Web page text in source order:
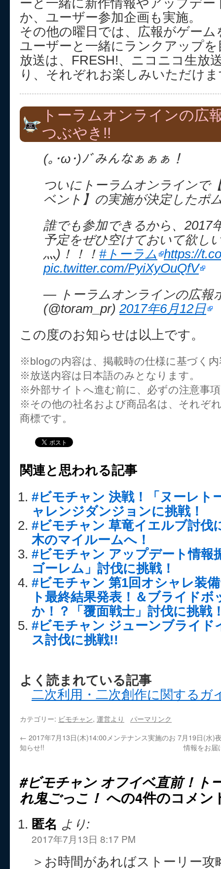
ーと一緒に新作情報やアップデ
か、ユーザー参加企画も実施。
その他の曜日では、広報がゲー
ユーザーと一緒にランクアップ
放送は、FRESH!、ニコニコ生放
り、それぞれお楽しみいただけ
トーラムオンラインの広
つぶやき!!
(｡･ω･)ﾉﾞみんなぁぁぁ！
ついにトーラムオンラインで
ベント】の実施が決定したポ
誰でも参加できるから、2017
予定をぜひ空けておいて欲し
灬)！！！ #トーラム https://
pic.twitter.com/PyiXyOuQfV
— トーラムオンラインの広報
(@toram_pr) 2017年6月12日
この度のお知らせは以上です。
※blogの内容は、掲載時の仕様に基づく
※放送内容は日本語のみとなります。
※外部サイトへ進む前に、必ずの注意事
※その他の社名および商品名は、それぞ
商標です。
関連と思われる記事
#ビモチャン 決戦！「ヌーレト
ャレンジダンジョンに挑戦！
#ビモチャン 草竜イエルブ討伐
木のマイルームへ！
#ビモチャン アップデート情報
ゴーレム」討伐に挑戦！
#ビモチャン 第1回オシャレ装
ト最終結果発表！＆ブライド
か！？「覆面戦士」討伐に挑戦
#ビモチャン ジューンブライド
ス討伐に挑戦!!
よく読まれている記事
二次利用・二次創作に関するガ
カテゴリー: ビモチャン, 運営より
パーマリンク
← 2017年7月13日(木)14:00メンテナンス実施のお
知らせ!!
7月19日(水)
情報をお届
#ビモチャン オフイベ直前！ト
れ鬼ごっこ！ への4件のコメン
匿名 より:
2017年7月13日 8:17 PM
＞お時間があればストーリー